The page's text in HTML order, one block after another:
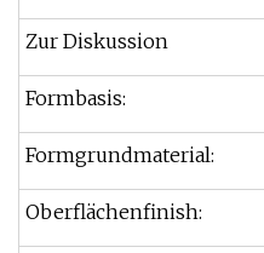
Zur Diskussion
Formbasis:
Formgrundmaterial:
Oberflächenfinish: